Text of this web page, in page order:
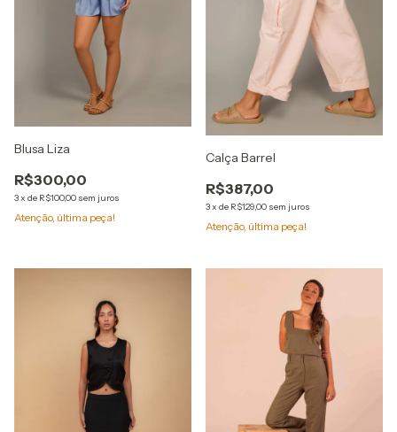
Blusa Liza
R$300,00
3x de R$100,00 sem juros
Atenção, última peça!
Calça Barrel
R$387,00
3x de R$129,00 sem juros
Atenção, última peça!